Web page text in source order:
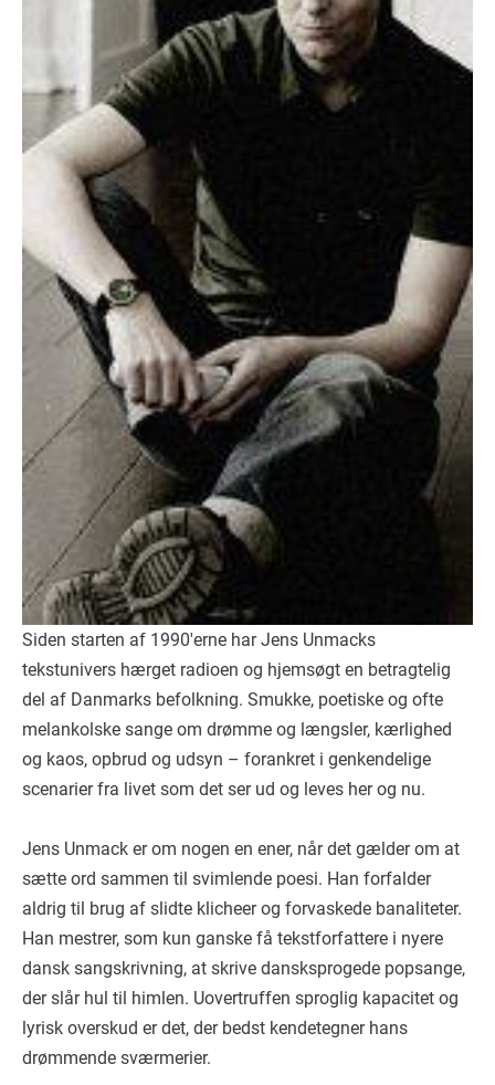
Siden starten af 1990'erne har Jens Unmacks
tekstunivers hærget radioen og hjemsøgt en betragtelig
del af Danmarks befolkning. Smukke, poetiske og ofte
melankolske sange om drømme og længsler, kærlighed
og kaos, opbrud og udsyn – forankret i genkendelige
scenarier fra livet som det ser ud og leves her og nu.
Jens Unmack er om nogen en ener, når det gælder om at
sætte ord sammen til svimlende poesi. Han forfalder
aldrig til brug af slidte klicheer og forvaskede banaliteter.
Han mestrer, som kun ganske få tekstforfattere i nyere
dansk sangskrivning, at skrive dansksprogede popsange,
der slår hul til himlen. Uovertruffen sproglig kapacitet og
lyrisk overskud er det, der bedst kendetegner hans
drømmende sværmerier.